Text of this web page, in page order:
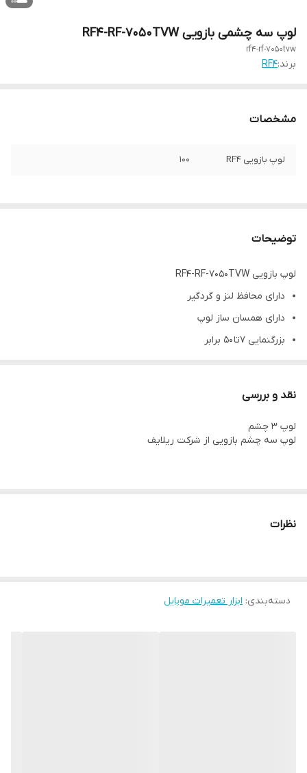
لوپ سه چشمی بازویی RF4-RF-7050TVW
rf4-rf-7050tvw
برند:RF4
مشخصات
لوپ بازویی RF4 100
توضیحات
لوپ بازویی RF4-RF-7050TVW
دارای محافظ لنز و گردگیر
دارای همسان ساز لوپ
بزرگنمایی 7تا 50 برابر
قابلیت اتصال به کامپیوتر
قابلیت نصب
توجه :
دوربین جداگانه باید تهیه شود.
نقد و بررسی
لوپ 3 چشم
لوپ سه چشم بازویی از شرکت ریلایف
نظرات
دسته‌بندی: ابزار تعمیرات موبایل